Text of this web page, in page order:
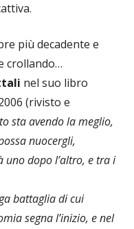
più decadente e
crollando…
nel suo libro
(rivisto e
sta avendo la meglio,
nuocergli,
uno dopo l’altro, e tra i
battaglia di cui
segna l’inizio, e nel